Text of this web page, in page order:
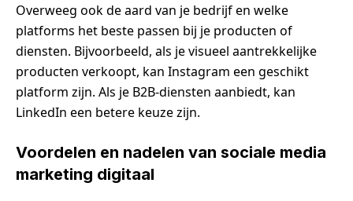
Overweeg ook de aard van je bedrijf en welke
platforms het beste passen bij je producten of
diensten. Bijvoorbeeld, als je visueel aantrekkelijke
producten verkoopt, kan Instagram een geschikt
platform zijn. Als je B2B-diensten aanbiedt, kan
LinkedIn een betere keuze zijn.
Voordelen en nadelen van sociale media
marketing digitaal